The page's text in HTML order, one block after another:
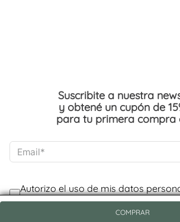
COMPRAR
Suscribite a nuestra
y obtené un cupón de
para tu primera compra